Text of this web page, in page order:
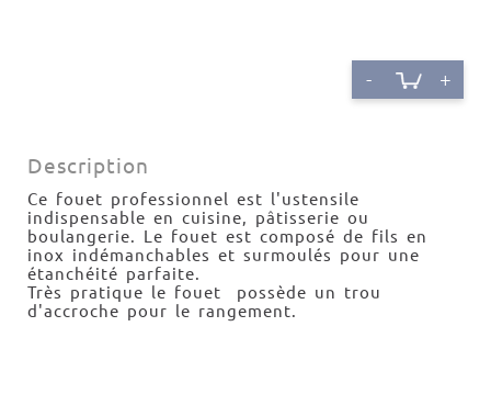
- +
Description
Ce fouet professionnel est l'ustensile
indispensable en cuisine, pâtisserie ou
boulangerie. Le fouet est composé de fils en
inox indémanchables et surmoulés pour une
étanchéité parfaite.
Très pratique le fouet possède un trou
d'accroche pour le rangement.